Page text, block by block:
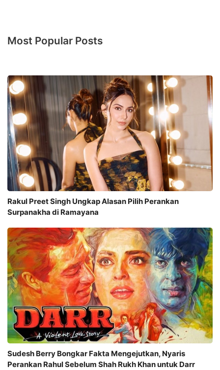
Most Popular Posts
Rakul Preet Singh Ungkap Alasan Pilih Perankan
Surpanakha di Ramayana
Sudesh Berry Bongkar Fakta Mengejutkan, Nyaris
Perankan Rahul Sebelum Shah Rukh Khan untuk Darr